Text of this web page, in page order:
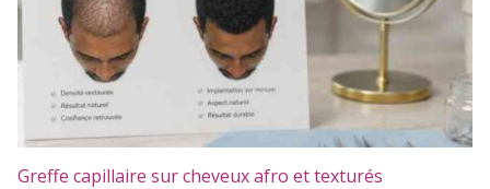
Greffe capillaire sur cheveux afro et texturés